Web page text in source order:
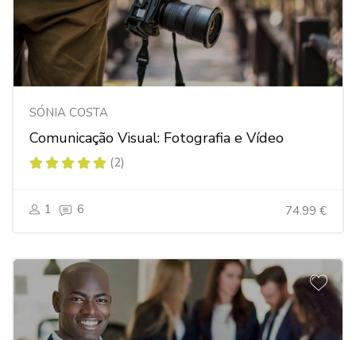
SÓNIA COSTA
Comunicação Visual: Fotografia e Vídeo
(2)
1 6 74.99 €